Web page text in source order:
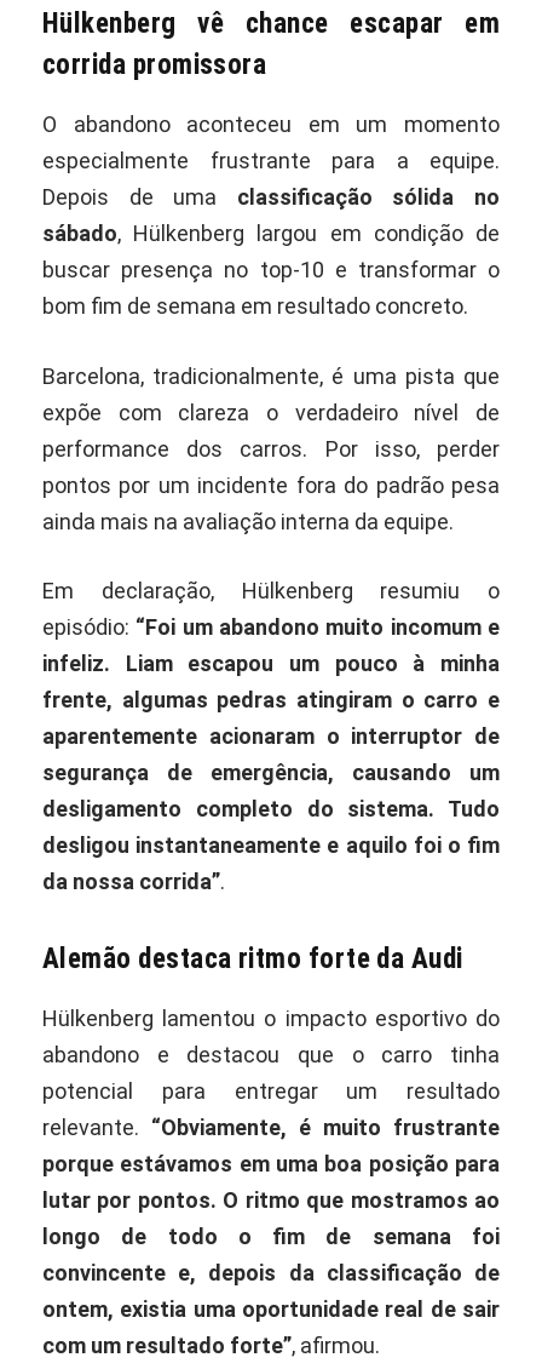
Hülkenberg vê chance escapar em
corrida promissora
O abandono aconteceu em um momento
especialmente frustrante para a equipe.
Depois de uma classificação sólida no
sábado, Hülkenberg largou em condição de
buscar presença no top-10 e transformar o
bom fim de semana em resultado concreto.
Barcelona, tradicionalmente, é uma pista que
expõe com clareza o verdadeiro nível de
performance dos carros. Por isso, perder
pontos por um incidente fora do padrão pesa
ainda mais na avaliação interna da equipe.
Em declaração, Hülkenberg resumiu o
episódio: “Foi um abandono muito incomum e
infeliz. Liam escapou um pouco à minha
frente, algumas pedras atingiram o carro e
aparentemente acionaram o interruptor de
segurança de emergência, causando um
desligamento completo do sistema. Tudo
desligou instantaneamente e aquilo foi o fim
da nossa corrida”.
Alemão destaca ritmo forte da Audi
Hülkenberg lamentou o impacto esportivo do
abandono e destacou que o carro tinha
potencial para entregar um resultado
relevante. “Obviamente, é muito frustrante
porque estávamos em uma boa posição para
lutar por pontos. O ritmo que mostramos ao
longo de todo o fim de semana foi
convincente e, depois da classificação de
ontem, existia uma oportunidade real de sair
com um resultado forte”, afirmou.